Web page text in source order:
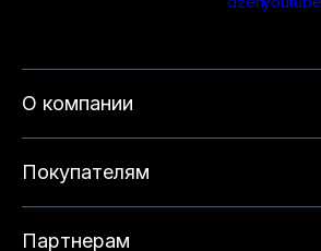
О компании
Покупателям
Партнерам